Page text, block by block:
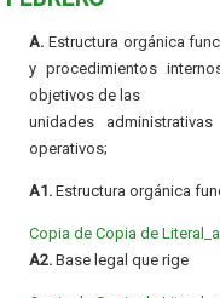
A. Estructura orgánica
y procedimientos
objetivos de las
unidades
operativos;
A1. Estructura orgánica
Copia de Copia de
A2. Base legal que rige